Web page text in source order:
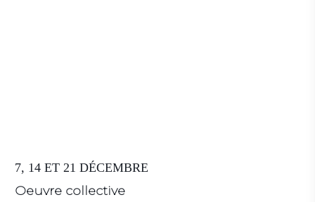
7, 14 ET 21 DÉCEMBRE
Oeuvre collective